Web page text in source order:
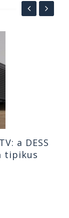
a DESS
tipikus